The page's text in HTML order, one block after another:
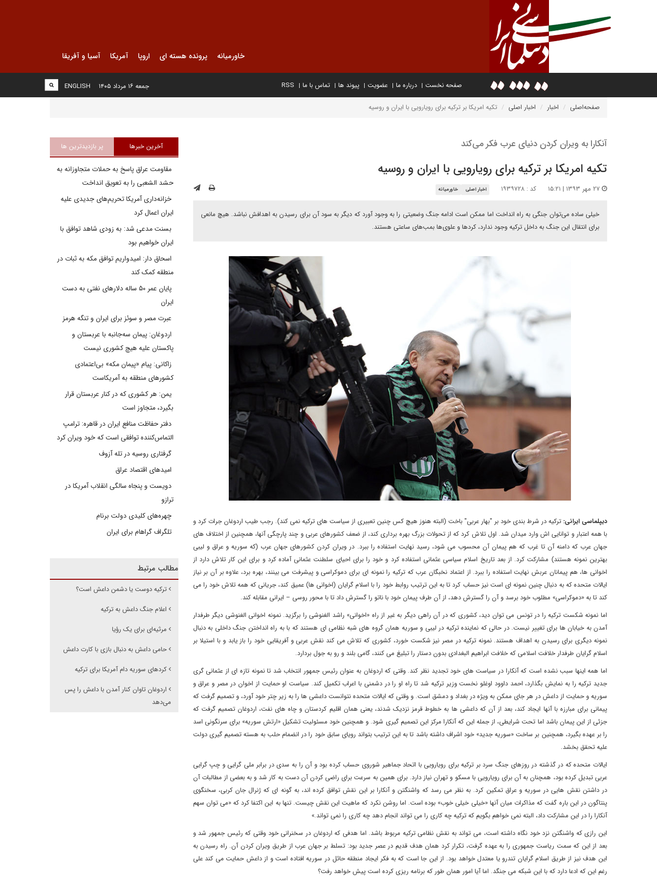
خاورمیانه پرونده هسته ای اروپا آمریکا آسیا و آفریقا
صفحه نخست درباره ما عضویت پیوند ها تماس با ما RSS
ENGLISH جمعه ۱۶ مرداد ۱۴۰۵
صفحه‌اصلی اخبار اخبار اصلی تکیه امریکا بر ترکیه برای رویارویی با ایران و روسیه
آنکارا به ویران کردن دنیای عرب فکر می‌کند
تکیه امریکا بر ترکیه برای رویارویی با ایران و روسیه
کد : ۱۹۳۹۷۲۸ اخبار اصلی خاورمیانه
خیلی ساده می‌توان جنگی به راه انداخت اما ممکن است ادامه جنگ وضعیتی را به وجود آورد که دیگر به سود آن برای رسیدن به اهدافش نباشد. هیچ مانعی
برای انتقال این جنگ به داخل ترکیه وجود ندارد، کردها و علوی‌ها بمب‌های ساعتی هستند.
دیپلماسی ایرانی:ترکیه در شرط بندی خود بر "بهار عربی" باخت (البته هنوز هیچ کس چنین تعبیری از سیاست های ترکیه نمی کند). رجب طیب اردوغان جرات کرد و
با همه اعتبار و توانایی اش وارد میدان شد. اول تلاش کرد که از تحولات بزرگ بهره برداری کند، از ضعف کشورهای عربی و چند پارچگی آنها، همچنین از اختلاف های
جهان عرب که دامنه آن تا غرب که هم پیمان آن محسوب می شود، رسید نهایت استفاده را ببرد. در ویران کردن کشورهای جهان عرب (که سوریه و عراق و لیبی
بهترین نمونه هستند) مشارکت کرد. از بعد تاریخ اسلام سیاسی عثمانی استفاده کرد و خود را برای احیای سلطنت عثمانی آماده کرد و برای این کار تلاش دارد از
اخوانی ها، هم پیمانان عربش نهایت استفاده را ببرد. از اعتماد نخبگان عرب که ترکیه را نمونه ای برای دموکراسی و پیشرفت می بینند، بهره برد، علاوه بر آن بر نیاز
ایالات متحده که به دنبال چنین نمونه ای است نیز حساب کرد تا به این ترتیب روابط خود را با اسلام گرایان (اخوانی ها) عمیق کند، جریانی که همه تلاش خود را می
کند تا به «دموکراسی» مطلوب خود برسد و آن را گسترش دهد، از آن طرف پیمان خود با ناتو را گسترش داد تا با محور روسی – ایرانی مقابله کند.
اما نمونه شکست ترکیه را در تونس می توان دید، کشوری که در آن راهی دیگر به غیر از راه «اخوانی» راشد الغنوشی را برگزید. نمونه اخوانی الغنوشی دیگر طرفدار
آمدن به خیابان ها برای تغییر نیست. در حالی که نماینده ترکیه در لیبی و سوریه همان گروه های شبه نظامی ای هستند که با به راه انداختن جنگ داخلی به دنبال
نمونه دیگری برای رسیدن به اهداف هستند. نمونه ترکیه در مصر نیز شکست خورد، کشوری که تلاش می کند نقش عربی و آفریقایی خود را باز یابد و با استیلا بر
اسلام گرایان طرفدار خلافت اسلامی که خلافت ابراهیم البغدادی بدون دستار را تبلیغ می کنند، گامی بلند و رو به جول بردارد.
اما همه اینها سبب نشده است که آنکارا در سیاست های خود تجدید نظر کند. وقتی که اردوغان به عنوان رئیس جمهور انتخاب شد تا نمونه تازه ای از عثمانی گری
جدید ترکیه را به نمایش بگذارد، احمد داوود اوغلو نخست وزیر ترکیه شد تا راه او را در دشمنی با اعراب تکمیل کند. سیاست او حمایت از اخوان در مصر و عراق و
سوریه و حمایت از داعش در هر جای ممکن به ویژه در بغداد و دمشق است. و وقتی که ایالات متحده نتوانست داعشی ها را به زیر چتر خود آورد، و تصمیم گرفت که
پیمانی برای مبارزه با آنها ایجاد کند، بعد از آن که داعشی ها به خطوط قرمز نزدیک شدند، یعنی همان اقلیم کردستان و چاه های نفت، اردوغان تصمیم گرفت که
جزئی از این پیمان باشد اما تحت شرایطی، از جمله این که آنکارا مرکز این تصمیم گیری شود. و همچنین خود مسئولیت تشکیل «ارتش سوریه» برای سرنگونی اسد
را بر عهده بگیرد، همچنین بر ساخت «سوریه جدید» خود اشراف داشته باشد تا به این ترتیب بتواند رویای سابق خود را در انضمام حلب به هسته تصمیم گیری دولت
علیه تحقق بخشد.
ایالات متحده که در گذشته در روزهای جنگ سرد بر ترکیه برای رویارویی با اتحاد جماهیر شوروی حساب کرده بود و آن را به سدی در برابر ملی گرایی و چپ گرایی
عربی تبدیل کرده بود، همچنان به آن برای رویارویی با مسکو و تهران نیاز دارد. برای همین به سرعت برای راضی کردن آن دست به کار شد و به بعضی از مطالبات آن
در داشتن نقش هایی در سوریه و عراق تمکین کرد. به نظر می رسد که واشنگتن و آنکارا بر این نقش توافق کرده اند، به گونه ای که ژنرال جان کربی، سخنگوی
پنتاگون در این باره گفت که مذاکرات میان آنها «خیلی خیلی خوب» بوده است. اما روشن نکرد که ماهیت این نقش چیست. تنها به این اکتفا کرد که «می توان سهم
آنکارا را در این مشارکت داد، البته نمی خواهم بگویم که ترکیه چه کاری را می تواند انجام دهد چه کاری را نمی تواند.»
این رازی که واشنگتن نزد خود نگاه داشته است، می تواند به نقش نظامی ترکیه مربوط باشد. اما هدفی که اردوغان در سخنرانی خود وقتی که رئیس جمهور شد و
بعد از این که سمت ریاست جمهوری را به عهده گرفت، تکرار کرد همان هدف قدیم در عصر جدید بود: تسلط بر جهان عرب از طریق ویران کردن آن. راه رسیدن به
این هدف نیز از طریق اسلام گرایان تندرو یا معتدل خواهد بود. از این جا است که به فکر ایجاد منطقه حائل در سوریه افتاده است و از داعش حمایت می کند علی
رغم این که ادعا دارد که با این شبکه می جنگد. اما آیا امور همان طور که برنامه ریزی کرده است پیش خواهد رفت؟
آخرین خبرها پر بازدیدترین ها
مقاومت عراق پاسخ به حملات متجاوزانه به
حشد الشعبی را به تعویق انداخت
خزانه‌داری آمریکا تحریم‌های جدیدی علیه
ایران اعمال کرد
بسنت مدعی شد: به زودی شاهد توافق با
ایران خواهیم بود
اسحاق دار: امیدواریم توافق مکه به ثبات در
منطقه کمک کند
پایان عمر ۵۰ ساله دلارهای نفتی به دست
ایران
عبرت مصر و سوئز برای ایران و تنگه هرمز
اردوغان: پیمان سه‌جانبه با عربستان و
پاکستان علیه هیچ کشوری نیست
زاکانی: پیام «پیمان مکه» بی‌اعتمادی
کشورهای منطقه به آمریکاست
یمن: هر کشوری که در کنار عربستان قرار
بگیرد، متجاوز است
دفتر حفاظت منافع ایران در قاهره: ترامپ
التماس‌کننده توافقی است که خود ویران کرد
گرفتاری روسیه در تله آزوف
امیدهای اقتصاد عراق
دویست و پنجاه سالگی انقلاب آمریکا در
ترازو
چهره‌های کلیدی دولت برنام
تلگراف گراهام برای ایران
مطالب مرتبط
ترکیه دوست یا دشمن داعش است؟
اعلام جنگ داعش به ترکیه
مرثیه‌ای برای یک رؤیا
حامی داعش به دنبال بازی با کارت داعش
کردهای سوریه دام آمریکا برای ترکیه
اردوغان تاوان کنار آمدن با داعش را پس
می‌دهد